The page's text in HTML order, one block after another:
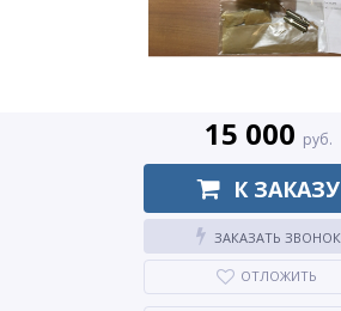
15 000 руб.
К ЗАКАЗУ
ЗАКАЗАТЬ ЗВОНОК
ОТЛОЖИТЬ